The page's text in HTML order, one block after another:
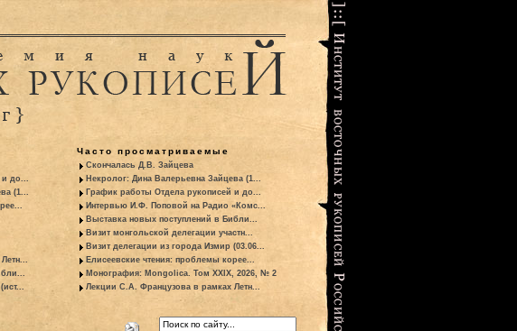
и до...
(1...
Часто просматриваемые
Скончалась Д.В. Зайцева
Некролог: Дина Валерьевна Зайцева (1...
График работы Отдела рукописей и до...
Интервью И.Ф. Поповой на Радио «Комс...
Выставка новых поступлений в Библи...
Визит монгольской делегации участн...
Визит делегации из города Измир (03.06...
Елисеевские чтения: проблемы корее...
Монография: Mongolica. Том XXIX, 2026, № 2
Лекции С.А. Французова в рамках Летн...